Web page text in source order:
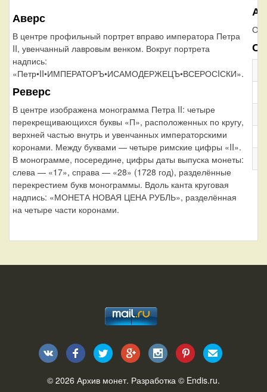
Аверс
В центре профильный портрет вправо императора Петра
II, увенчанный лавровым венком. Вокруг портрета
надпись:
«Петр•II•ИМПЕРАТОРЪ•ИСАМОДЕРЖЕЦЪ•ВСЕРОСIСКИ».
Реверс
В центре изображена монограмма Петра II: четыре
перекрещивающихся буквы «П», расположенных по кругу,
верхней частью внутрь и увенчанных императорскими
коронами. Между буквами — четыре римские цифры «II».
В монограмме, посередине, цифры даты выпуска монеты:
слева — «17», справа — «28» (1728 год), разделённые
перекрестием букв монограммы. Вдоль канта круговая
надпись: «МОНЕТА НОВАЯ ЦЕНА РУБЛЬ», разделённая
на четыре части коронами.
© 2026 Архив монет. Разработка © Endis.ru.